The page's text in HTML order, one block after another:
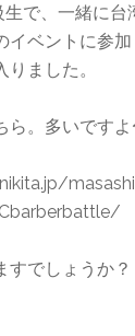
で、一緒に台
イベントに参
ました。
ら。多いですよ
すでしょうか？